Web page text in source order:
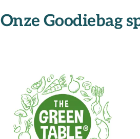
Onze Goodiebag